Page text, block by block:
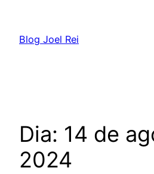
Blog Joel Rei
Dia: 14 de
2024